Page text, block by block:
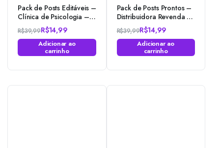
Pack de Posts Editáveis –
Clínica de Psicologia –
Psicólogos no
Photoshop
R$39,99
O
era:
R$14,99
O
é:
Adicionar ao
carrinho
Pack de Posts Prontos –
Distribuidora Revenda e
Depósito de gás no
Photoshop
R$39,99
O
era:
R$14,99
O
é:
Adicionar ao
carrinho